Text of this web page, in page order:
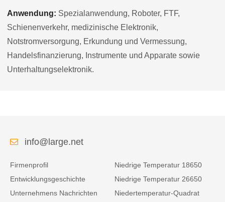
Anwendung: Spezialanwendung, Roboter, FTF,
Schienenverkehr, medizinische Elektronik,
Notstromversorgung, Erkundung und Vermessung,
Handelsfinanzierung, Instrumente und Apparate sowie
Unterhaltungselektronik.
info@large.net
Firmenprofil
Entwicklungsgeschichte
Unternehmens Nachrichten
Niedrige Temperatur 18650
Niedrige Temperatur 26650
Niedertemperatur-Quadrat